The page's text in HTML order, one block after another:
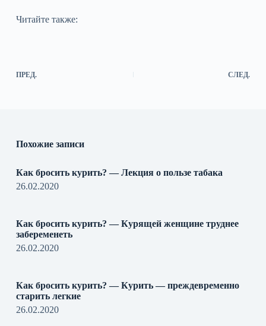
Читайте также:
ПРЕД. СЛЕД.
Похожие записи
Как бросить курить? — Лекция о пользе табака
26.02.2020
Как бросить курить? — Курящей женщине труднее
забеременеть
26.02.2020
Как бросить курить? — Курить — преждевременно
старить легкие
26.02.2020